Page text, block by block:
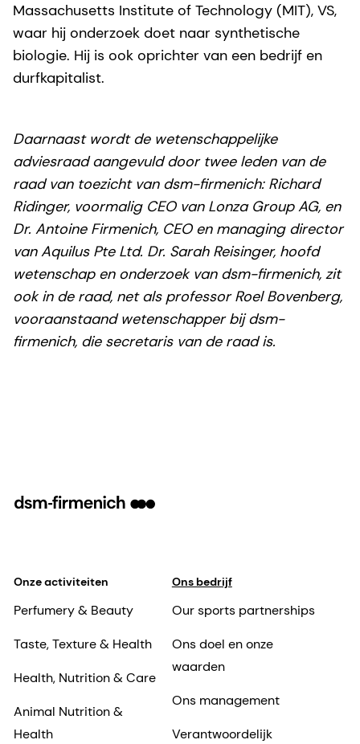
Massachusetts Institute of Technology (MIT), VS,
waar hij onderzoek doet naar synthetische
biologie. Hij is ook oprichter van een bedrijf en
durfkapitalist.
Daarnaast wordt de wetenschappelijke
adviesraad aangevuld door twee leden van de
raad van toezicht van dsm-firmenich: Richard
Ridinger, voormalig CEO van Lonza Group AG, en
Dr. Antoine Firmenich, CEO en managing director
van Aquilus Pte Ltd. Dr. Sarah Reisinger, hoofd
wetenschap en onderzoek van dsm-firmenich, zit
ook in de raad, net als professor Roel Bovenberg,
vooraanstaand wetenschapper bij dsm-
firmenich, die secretaris van de raad is.
Onze activiteiten
Perfumery & Beauty
Taste, Texture & Health
Health, Nutrition & Care
Animal Nutrition &
Health
Ons bedrijf
Our sports partnerships
Ons doel en onze
waarden
Ons management
Verantwoordelijk